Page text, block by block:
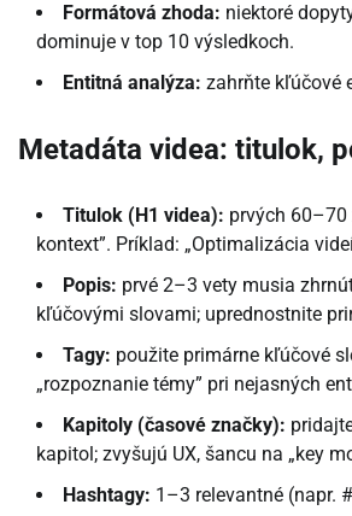
Formátová zhoda: niektoré
dominuje v top 10 výsledkoch.
Entitná analýza: zahrňte kľúčové
Metadáta videa: titulok,
Titulok (H1 videa): prvých 60–70
kontext”. Príklad: „Optimalizácia
Popis: prvé 2–3 vety musia
kľúčovými slovami; uprednostnite
Tagy: použite primárne kľúčové
„rozpoznanie témy” pri nejasných
Kapitoly (časové značky):
kapitol; zvyšujú UX, šancu na „key
Hashtagy: 1–3 relevantné (napr.